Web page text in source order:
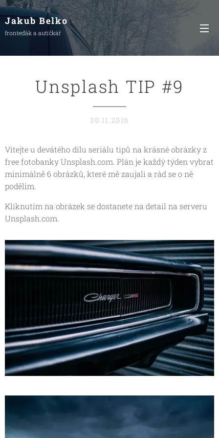
Jakub Belko
fronteďák a autíčkář
Unsplash TIP #9
30.11.2016
Vítejte u devátého dílu seriálu tipů na krásné obrázky z
free fotobanky Unsplash.com. Plán je každý týden vybrat
minimálně 6 obrázků, které mě zaujali a rád se o ně
podělím.
Kliknutím na obrázek se dostanete na detail na serveru
Unsplash.com.